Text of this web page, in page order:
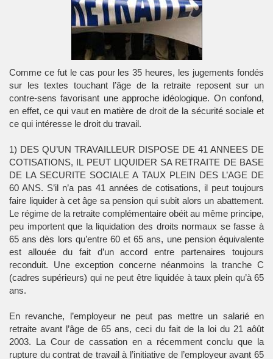
Comme ce fut le cas pour les 35 heures, les jugements fondés
sur les textes touchant l’âge de la retraite reposent sur un
contre-sens favorisant une approche idéologique. On confond,
en effet, ce qui vaut en matière de droit de la sécurité sociale et
ce qui intéresse le droit du travail.
1) DES QU’UN TRAVAILLEUR DISPOSE DE 41 ANNEES DE
COTISATIONS, IL PEUT LIQUIDER SA RETRAITE DE BASE
DE LA SECURITE SOCIALE A TAUX PLEIN DES L’AGE DE
60 ANS. S’il n’a pas 41 années de cotisations, il peut toujours
faire liquider à cet âge sa pension qui subit alors un abattement.
Le régime de la retraite complémentaire obéit au même principe,
peu importent que la liquidation des droits normaux se fasse à
65 ans dès lors qu’entre 60 et 65 ans, une pension équivalente
est allouée du fait d’un accord entre partenaires toujours
reconduit. Une exception concerne néanmoins la tranche C
(cadres supérieurs) qui ne peut être liquidée à taux plein qu’à 65
ans.
En revanche, l’employeur ne peut pas mettre un salarié en
retraite avant l’âge de 65 ans, ceci du fait de la loi du 21 aôût
2003. La Cour de cassation en a récemment conclu que la
rupture du contrat de travail à l’initiative de l’employeur avant 65